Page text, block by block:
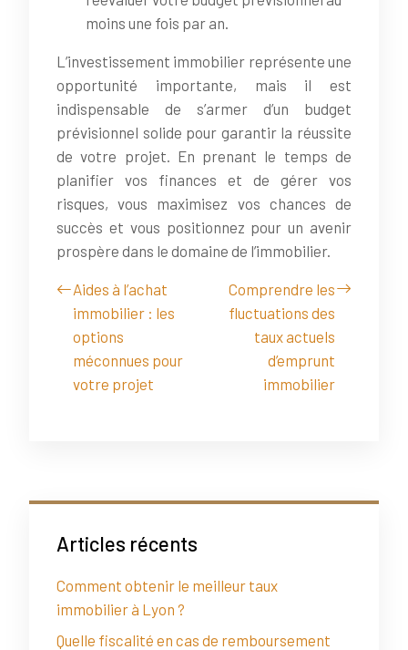
moins une fois par an.
L’investissement immobilier représente une
opportunité importante, mais il est
indispensable de s’armer d’un budget
prévisionnel solide pour garantir la réussite
de votre projet. En prenant le temps de
planifier vos finances et de gérer vos
risques, vous maximisez vos chances de
succès et vous positionnez pour un avenir
prospère dans le domaine de l’immobilier.
Aides à l’achat
immobilier : les
options
méconnues pour
votre projet
Comprendre les
fluctuations des
taux actuels
d’emprunt
immobilier
Articles récents
Comment obtenir le meilleur taux
immobilier à Lyon ?
Quelle fiscalité en cas de remboursement